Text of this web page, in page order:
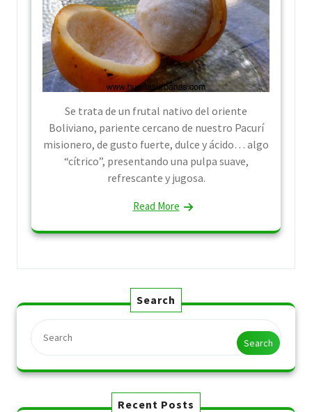
Se trata de un frutal nativo del oriente
Boliviano, pariente cercano de nuestro Pacurí
misionero, de gusto fuerte, dulce y ácido… algo
“cítrico”, presentando una pulpa suave,
refrescante y jugosa.
Read More
Search
Search
Recent Posts